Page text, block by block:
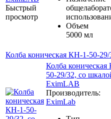
Быстрый
просмотр
Объем
5000 мл
Колба коническая КН-1-50-
Колба
50-29/32, со
EximLAB
Производитель:
EximLab